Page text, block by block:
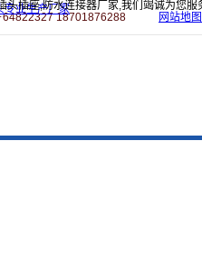
头插座,防水连接器厂家,我们竭诚为您服
64822327 18701876288
网站地图